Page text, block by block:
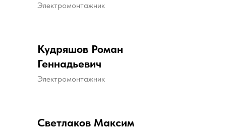
Электромонтажник
Кудряшов Роман
Геннадьевич
Электромонтажник
Светлаков Максим